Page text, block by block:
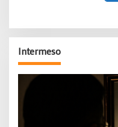
Intermeso